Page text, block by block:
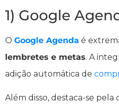
1) Google
O Google Agenda é
lembretes e metas. A
adição automática de
Além disso, destaca-se